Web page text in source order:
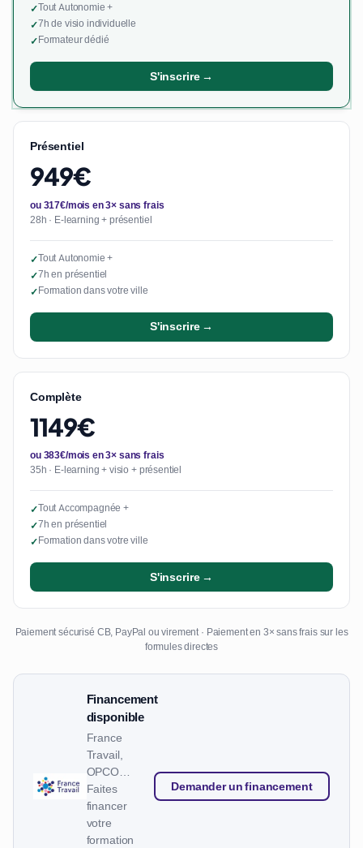
✓Tout Autonomie +
✓7h de visio individuelle
✓Formateur dédié
S'inscrire →
Présentiel
949€
ou 317€/mois en 3× sans frais
28h · E-learning + présentiel
✓Tout Autonomie +
✓7h en présentiel
✓Formation dans votre ville
S'inscrire →
Complète
1149€
ou 383€/mois en 3× sans frais
35h · E-learning + visio + présentiel
✓Tout Accompagnée +
✓7h en présentiel
✓Formation dans votre ville
S'inscrire →
Paiement sécurisé CB, PayPal ou virement · Paiement en 3× sans frais sur les
formules directes
Financement
disponible
France
Travail,
OPCO…
Faites
financer
votre
formation
Demander un financement